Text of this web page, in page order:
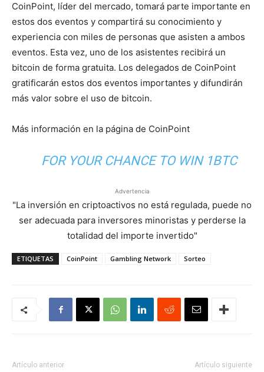
CoinPoint, líder del mercado, tomará parte importante en
estos dos eventos y compartirá su conocimiento y
experiencia con miles de personas que asisten a ambos
eventos. Esta vez, uno de los asistentes recibirá un
bitcoin de forma gratuita. Los delegados de CoinPoint
gratificarán estos dos eventos importantes y difundirán
más valor sobre el uso de bitcoin.
Más información en la página de CoinPoint
FOR YOUR CHANCE TO WIN 1BTC
Advertencia
"La inversión en criptoactivos no está regulada, puede no
ser adecuada para inversores minoristas y perderse la
totalidad del importe invertido"
ETIQUETAS CoinPoint Gambling Network Sorteo
Artículo anterior Artículo siguiente